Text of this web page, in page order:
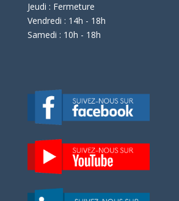
Jeudi : Fermeture
Vendredi : 14h - 18h
Samedi : 10h - 18h